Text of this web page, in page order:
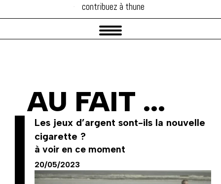
contribuez à thune
contribuez à thune
AU FAIT ...
Les jeux d’argent sont-ils la nouvelle
cigarette ?
à voir en ce moment
20/05/2023